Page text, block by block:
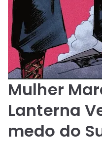
Mulher
Lanterna
medo do